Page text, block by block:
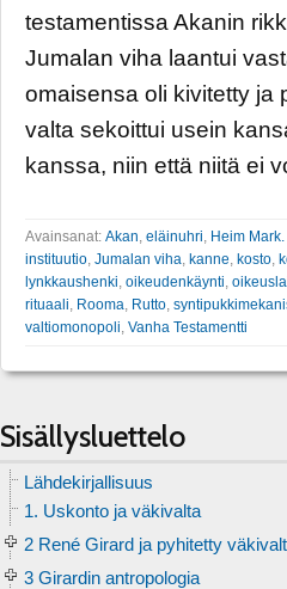
testamentissa Akanin
Jumalan viha laantui
omaisensa oli kivitetty ja
valta sekoittui usein
kanssa, niin että niitä ei
Avainsanat: Akan eläinuhri Heim Mark.
instituutio Jumalan viha kanne kosto
lynkkaushenki oikeudenkäynti
rituaali Rooma Rutto
valtiomonopoli Vanha Testamentti
Sisällysluettelo
Lähdekirjallisuus
1. Uskonto ja väkivalta
2 René Girard ja pyhitetty
3 Girardin antropologia